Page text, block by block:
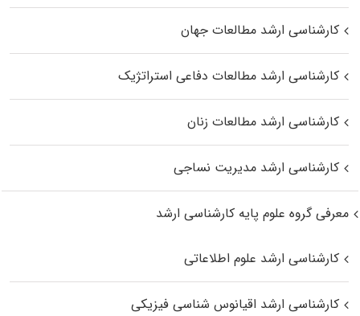
کارشناسی ارشد مطالعات جهان
کارشناسی ارشد مطالعات دفاعی استراتژیک
کارشناسی ارشد مطالعات زنان
کارشناسی ارشد مدیریت نساجی
معرفی گروه علوم پایه کارشناسی ارشد
کارشناسی ارشد علوم اطلاعاتی
کارشناسی ارشد اقیانوس‌ شناسی فیزیکی